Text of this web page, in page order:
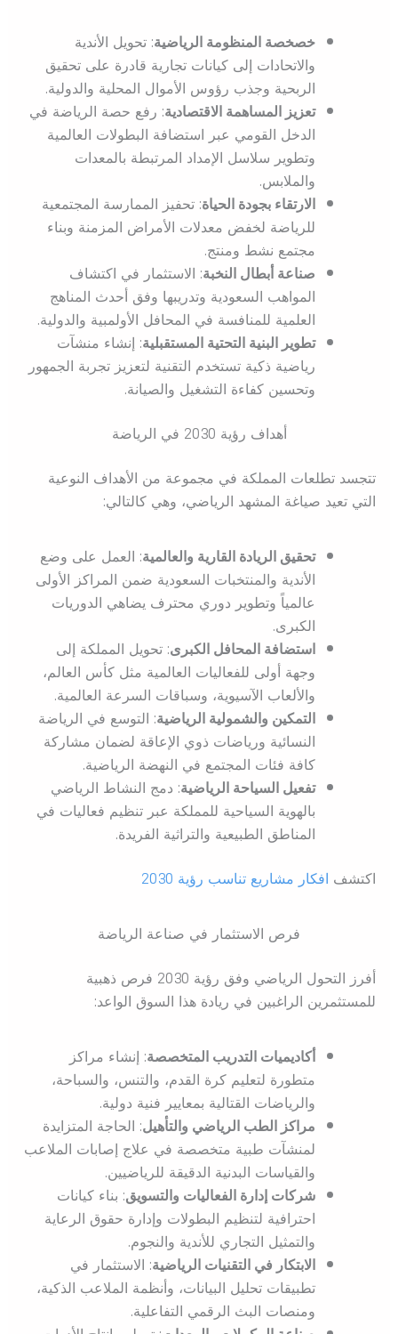
خصخصة المنظومة الرياضية: تحويل الأندية
والاتحادات إلى كيانات تجارية قادرة على تحقيق
الربحية وجذب رؤوس الأموال المحلية والدولية.
تعزيز المساهمة الاقتصادية: رفع حصة الرياضة في
الدخل القومي عبر استضافة البطولات العالمية
وتطوير سلاسل الإمداد المرتبطة بالمعدات
والملابس.
الارتقاء بجودة الحياة: تحفيز الممارسة المجتمعية
للرياضة لخفض معدلات الأمراض المزمنة وبناء
مجتمع نشط ومنتج.
صناعة أبطال النخبة: الاستثمار في اكتشاف
المواهب السعودية وتدريبها وفق أحدث المناهج
العلمية للمنافسة في المحافل الأولمبية والدولية.
تطوير البنية التحتية المستقبلية: إنشاء منشآت
رياضية ذكية تستخدم التقنية لتعزيز تجربة الجمهور
وتحسين كفاءة التشغيل والصيانة.
أهداف رؤية 2030 في الرياضة
تتجسد تطلعات المملكة في مجموعة من الأهداف النوعية
التي تعيد صياغة المشهد الرياضي، وهي كالتالي:
تحقيق الريادة القارية والعالمية: العمل على وضع
الأندية والمنتخبات السعودية ضمن المراكز الأولى
عالمياً وتطوير دوري محترف يضاهي الدوريات
الكبرى.
استضافة المحافل الكبرى: تحويل المملكة إلى
وجهة أولى للفعاليات العالمية مثل كأس العالم،
والألعاب الآسيوية، وسباقات السرعة العالمية.
التمكين والشمولية الرياضية: التوسع في الرياضة
النسائية ورياضات ذوي الإعاقة لضمان مشاركة
كافة فئات المجتمع في النهضة الرياضية.
تفعيل السياحة الرياضية: دمج النشاط الرياضي
بالهوية السياحية للمملكة عبر تنظيم فعاليات في
المناطق الطبيعية والتراثية الفريدة.
اكتشف افكار مشاريع تناسب رؤية 2030
فرص الاستثمار في صناعة الرياضة
أفرز التحول الرياضي وفق رؤية 2030 فرص ذهبية
للمستثمرين الراغبين في ريادة هذا السوق الواعد:
أكاديميات التدريب المتخصصة: إنشاء مراكز
متطورة لتعليم كرة القدم، والتنس، والسباحة،
والرياضات القتالية بمعايير فنية دولية.
مراكز الطب الرياضي والتأهيل: الحاجة المتزايدة
لمنشآت طبية متخصصة في علاج إصابات الملاعب
والقياسات البدنية الدقيقة للرياضيين.
شركات إدارة الفعاليات والتسويق: بناء كيانات
احترافية لتنظيم البطولات وإدارة حقوق الرعاية
والتمثيل التجاري للأندية والنجوم.
الابتكار في التقنيات الرياضية: الاستثمار في
تطبيقات تحليل البيانات، وأنظمة الملاعب الذكية،
ومنصات البث الرقمي التفاعلية.